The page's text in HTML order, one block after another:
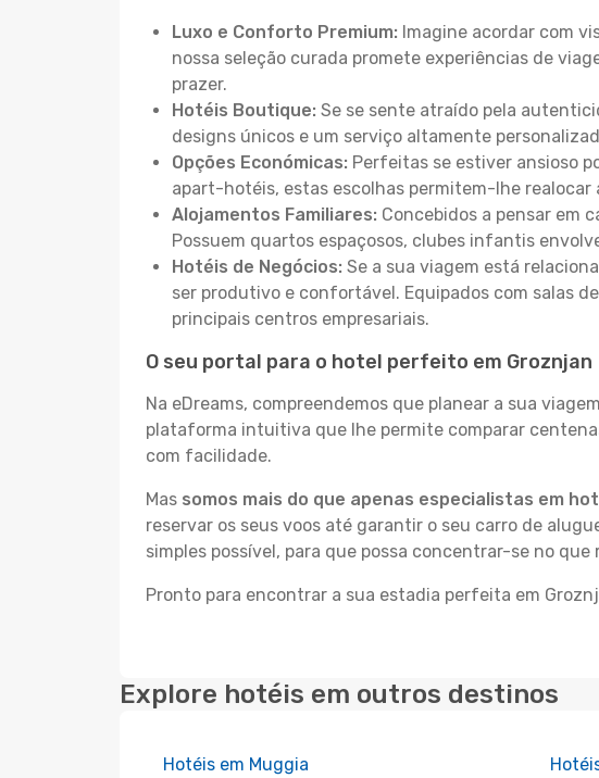
Luxo e Conforto Premium: Imagine acordar com
nossa seleção curada promete experiências de
prazer.
Hotéis Boutique: Se se sente atraído pela
designs únicos e um serviço altamente
Opções Económicas: Perfeitas se estiver ansioso
apart-hotéis, estas escolhas permitem-lhe realocar
Alojamentos Familiares: Concebidos a pensar em
Possuem quartos espaçosos, clubes infantis
Hotéis de Negócios: Se a sua viagem está
ser produtivo e confortável. Equipados com salas
principais centros empresariais.
O seu portal para o hotel perfeito em Groznjan
Na eDreams, compreendemos que planear a sua
plataforma intuitiva que lhe permite comparar
com facilidade.
Mas somos mais do que apenas especialistas em
reservar os seus voos até garantir o seu carro de
simples possível, para que possa concentrar-se no
Pronto para encontrar a sua estadia perfeita em
Explore hotéis em outros destinos
Hotéis em Muggia